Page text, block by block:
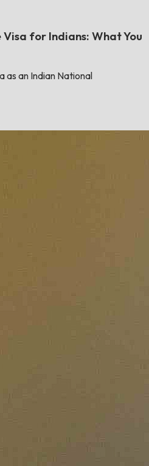
for Indians: What You
as an Indian National